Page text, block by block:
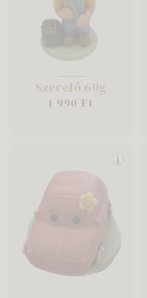
Szerelő 60g
1 990 Ft
i